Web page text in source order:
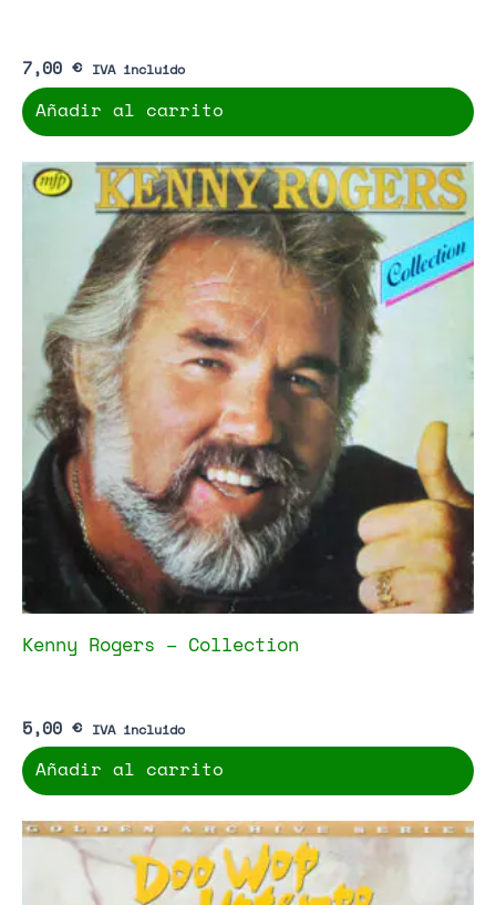
7,00 € IVA incluido
Añadir al carrito
Kenny Rogers – Collection
5,00 € IVA incluido
Añadir al carrito